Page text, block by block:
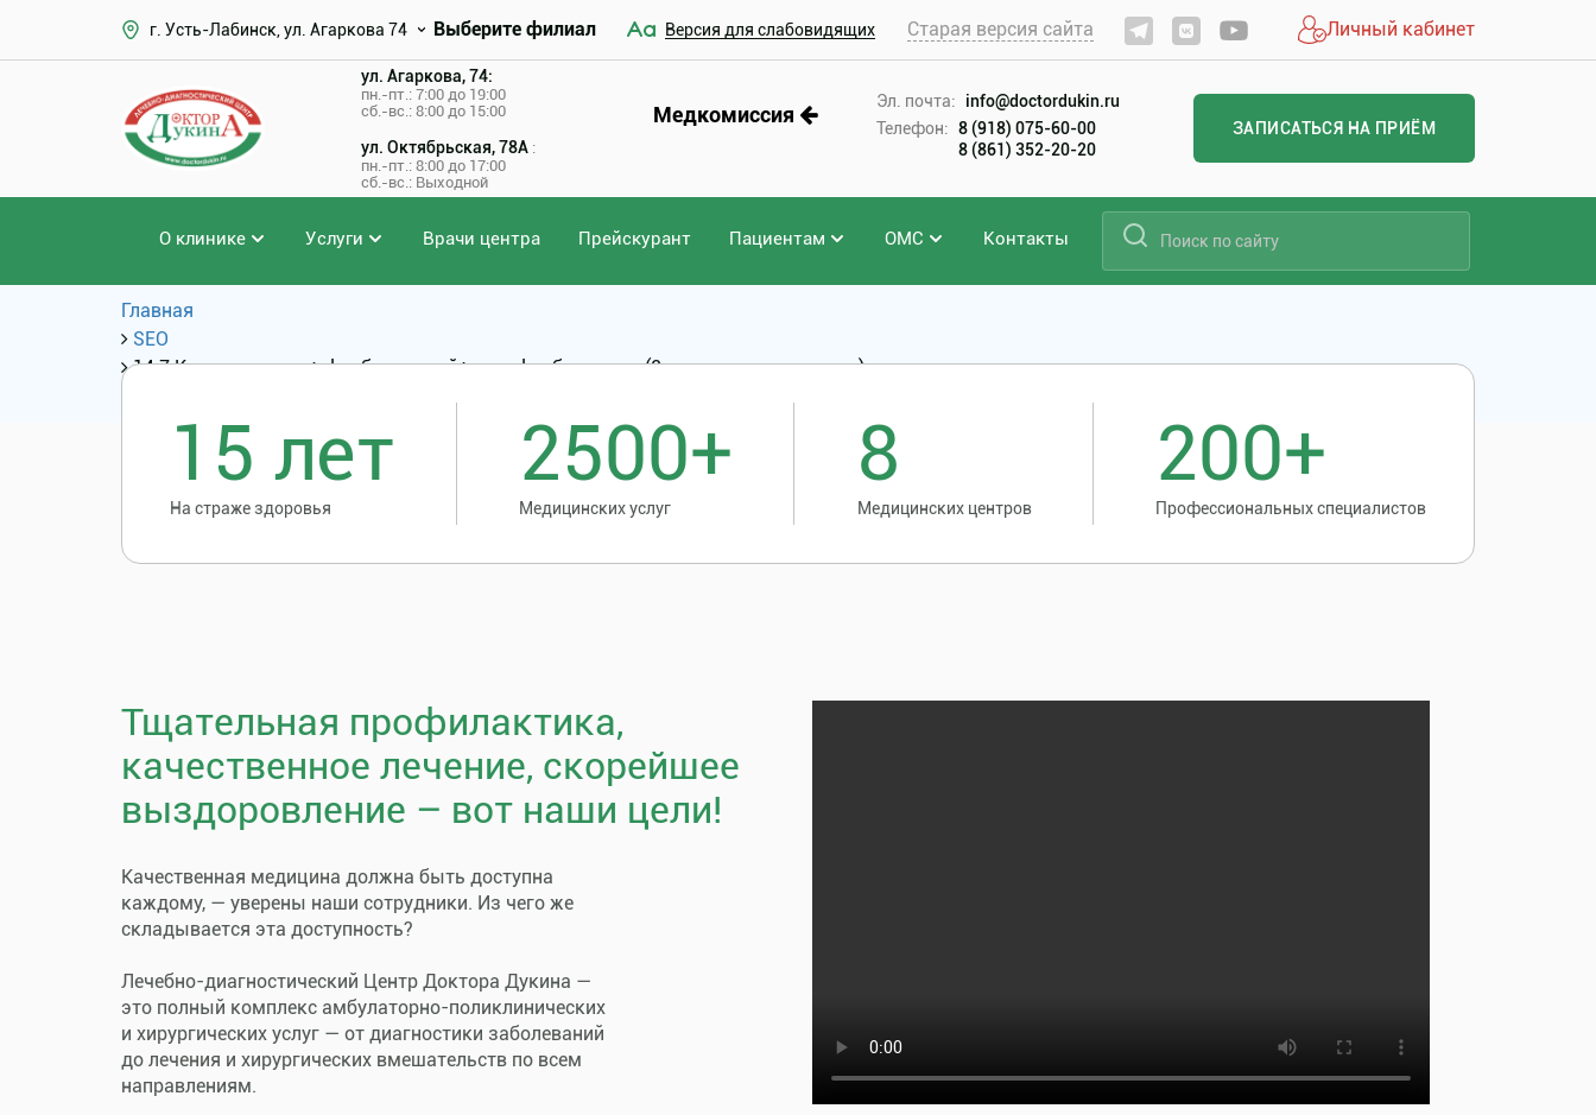
г. Усть-Лабинск, ул. Агаркова 74 Выберите филиал Версия для слабовидящих Старая версия сайта Личный кабинет
ул. Агаркова, 74:
пн.-пт.: 7:00 до 19:00
сб.-вс.: 8:00 до 15:00
ул. Октябрьская, 78А :
пн.-пт.: 8:00 до 17:00
сб.-вс.: Выходной
Медкомиссия
Эл. почта:
info@doctordukin.ru
Телефон: 8 (918) 075-60-00
8 (861) 352-20-20
ЗАПИСАТЬСЯ НА ПРИЁМ
О клинике Услуги Врачи центра Прейскурант Пациентам ОМС Контакты
Главная
SEO
14.7 Кроссэктомия + флебэктомией+минифлебэктомия (2 категория сложности)
15 лет
На страже здоровья
2500+
Медицинских услуг
8
Медицинских центров
200+
Профессиональных специалистов
Тщательная профилактика,
качественное лечение, скорейшее
выздоровление – вот наши цели!
Качественная медицина должна быть доступна
каждому, — уверены наши сотрудники. Из чего же
складывается эта доступность?
Лечебно-диагностический Центр Доктора Дукина —
это полный комплекс амбулаторно-поликлинических
и хирургических услуг — от диагностики заболеваний
до лечения и хирургических вмешательств по всем
направлениям.